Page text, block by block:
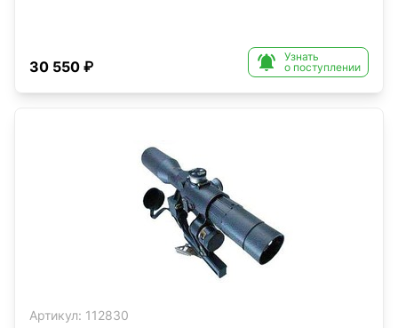
30 550 ₽ 
Узнать
о поступлении
Артикул: 112830